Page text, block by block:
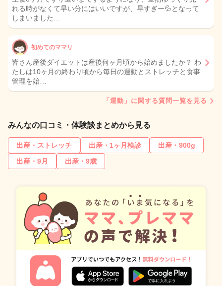
れる時がなくて早い分にはいいですが、早すぎー💦となって
しまいました…
初めてのママリ
皆さん産後ダイエットは産後何ヶ月頃から始めましたか？ わ
たしは10ヶ月の終わり頃から毎日の運動とストレッチと食事
管理を始…
「運動」に関する質問一覧を見る
みんなの口コミ・体験談まとめから見る
出産・ストレッチ 出産・1ヶ月検診
出産・900g
出産・9月
出産・9歳